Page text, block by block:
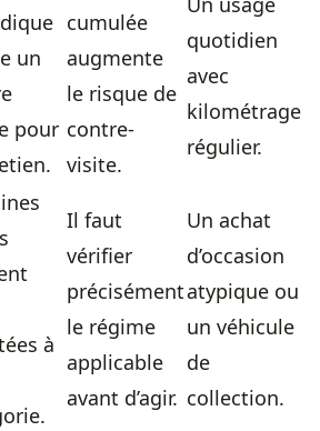
un
pour
cumulée
augmente
le risque de
contre-
visite.
quotidien
avec
kilométrage
régulier.
à
Il faut
vérifier
précisément
le régime
applicable
avant d’agir.
Un achat
d’occasion
atypique ou
un véhicule
de
collection.